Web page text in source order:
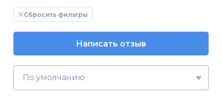
Сбросить фильтры
Написать отзыв
По умолчанию